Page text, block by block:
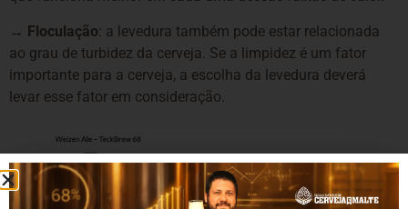
→ Floculação: a levedura também pode estar relacionada
ao grau de turbidez da cerveja. Se a limpidez é um fator
importante para a cerveja, a escolha da levedura deverá
levar esse fator em consideração.